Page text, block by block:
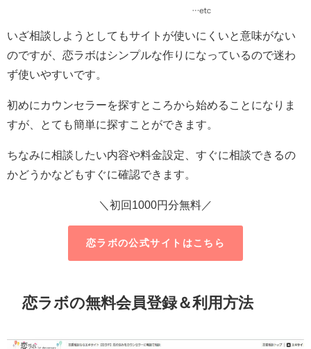
いざ相談しようとしてもサイトが使いにくいと意味がない
のですが、恋ラボはシンプルな作りになっているので迷わ
ず使いやすいです。
初めにカウンセラーを探すところから始めることになりま
すが、とても簡単に探すことができます。
ちなみに相談したい内容や料金設定、すぐに相談できるの
かどうかなどもすぐに確認できます。
＼初回1000円分無料／
恋ラボの公式サイトはこちら
恋ラボの無料会員登録＆利用方法